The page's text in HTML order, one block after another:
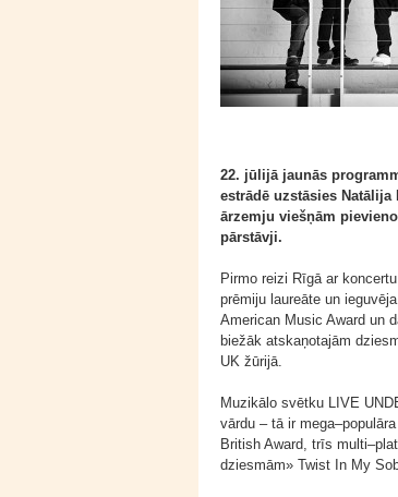
22. jūlijā jaunās
estrādē uzstāsies
ārzemju viešņām
pārstāvji.
Pirmo reizi Rīgā ar
prēmiju laureāte un
American Music Award un
biežāk atskaņotajām
UK žūrijā.
Muzikālo svētku LIVE
vārdu – tā ir
British Award, trīs
dziesmām» Twist In My